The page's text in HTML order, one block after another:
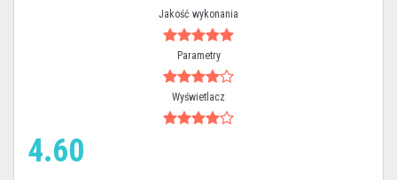
Jakość wykonania
Parametry
Wyświetlacz
4.60